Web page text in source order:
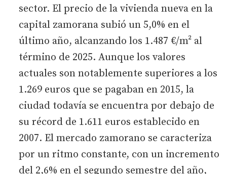
sector. El precio de la vivienda nueva en la
capital zamorana subió un 5,0% en el
último año, alcanzando los 1.487 €/m² al
término de 2025. Aunque los valores
actuales son notablemente superiores a los
1.269 euros que se pagaban en 2015, la
ciudad todavía se encuentra por debajo de
su récord de 1.611 euros establecido en
2007. El mercado zamorano se caracteriza
por un ritmo constante, con un incremento
del 2,6% en el segundo semestre del año,